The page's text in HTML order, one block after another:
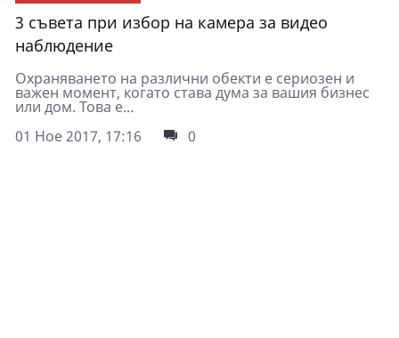
3 съвета при избор на камера за видео
наблюдение
Охраняването на различни обекти е сериозен и
важен момент, когато става дума за вашия бизнес
или дом. Това е...
01 Ное 2017, 17:16
0